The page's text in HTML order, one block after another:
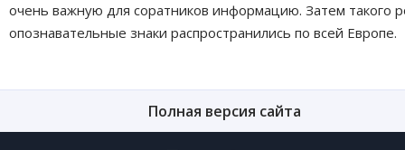
очень важную для соратников информацию. Затем такого
опознавательные знаки распространились по всей Европе.
Полная версия сайта